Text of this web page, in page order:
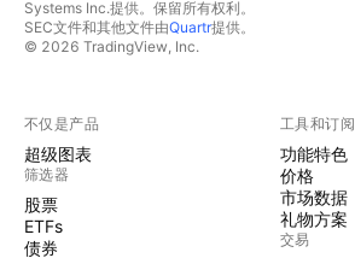
Systems Inc.提供。保留所有权利。
SEC文件和其他文件由Quartr提供。
© 2026 TradingView, Inc.
不仅是产品
超级图表
筛选器
股票
ETFs
债券
工具和订阅
功能特色
价格
市场数据
礼物方案
交易